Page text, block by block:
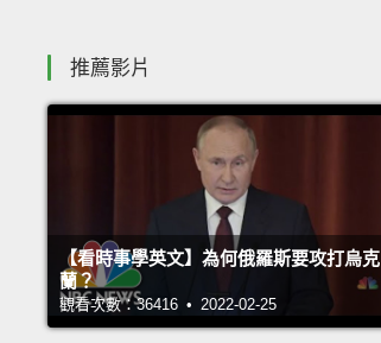
推薦影片
【看時事學英文】為何俄羅斯要攻打烏克
蘭？
觀看次數：36416 • 2022-02-25